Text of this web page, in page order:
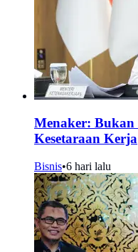
Menaker:
Kesetaraan Kerja
Bisnis•6 hari lalu